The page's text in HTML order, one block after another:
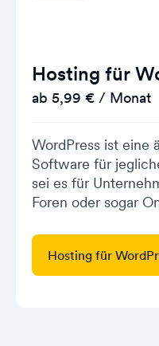
Hosting für
ab 5,99 € / Monat
WordPress ist eine
Software für
sei es für
Foren oder sogar
Hosting für